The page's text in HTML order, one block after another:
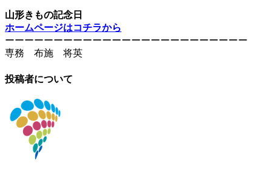
山形きもの記念日
ホームページはコチラから
ーーーーーーーーーーーーーーーーーーーーーーーーー
専務 布施 将英
投稿者について